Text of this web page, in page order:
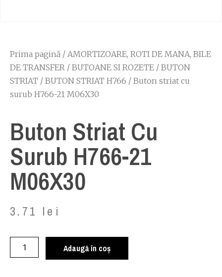
Prima pagină / AMORTIZOARE, ROTI DE MANA, BILE
DE TRANSFER / BUTOANE SI ROZETE / BUTON
STRIAT / BUTON STRIAT H766 / Buton striat cu
surub H766-21 M06X30
Buton Striat Cu
Surub H766-21
M06X30
3.71 lei
Adaugă în coș